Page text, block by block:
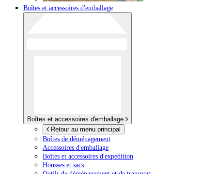
Boîtes et accessoires d'emballage
Boîtes et accessoires d'emballage
Retour au menu principal
Boîtes de déménagement
Accessoires d'emballage
Boîtes et accessoires d'expédition
Housses et sacs